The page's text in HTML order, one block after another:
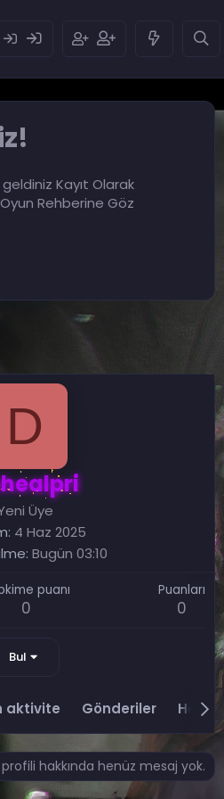
Kayıt Olarak
Oyun Rehberine Göz
D
Üye
4 Haz 2025
Bugün 03:10
puanı
0
Puanları
0
Bul
aktivite Gönderiler
profili hakkında henüz mesaj yok.